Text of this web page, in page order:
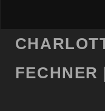
FECHNER